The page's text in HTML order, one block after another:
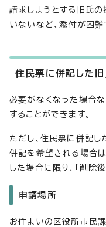
請求しようとする旧氏
いないなど、添付が困
住民票に併記した
必要がなくなった場合
することができます。
ただし、住民票に併記し
併記を希望される場合
した場合に限り、「削除
申請場所
お住まいの区役所市民